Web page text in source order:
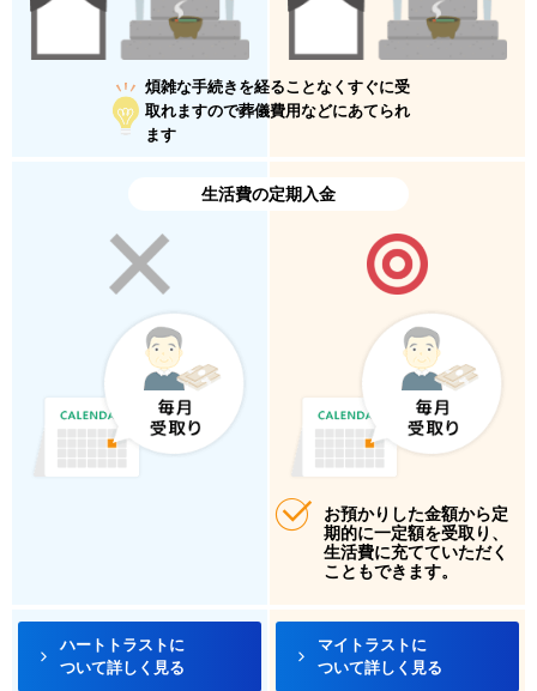
煩雑な手続きを経ることなくすぐに受
取れますので葬儀費用などにあてられ
ます
生活費の定期入金
お預かりした金額から定
期的に一定額を受取り、
生活費に充てていただく
こともできます。
ハートトラストに
ついて詳しく見る
マイトラストに
ついて詳しく見る